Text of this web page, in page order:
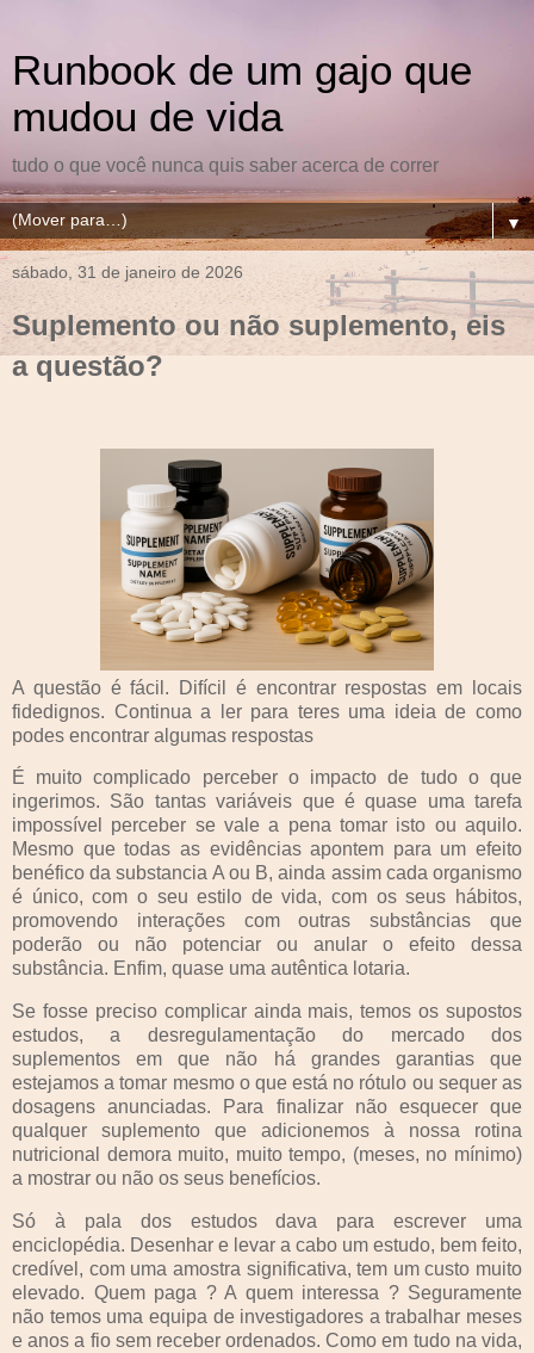
Runbook de um gajo que
mudou de vida
tudo o que você nunca quis saber acerca de correr
▼
sábado, 31 de janeiro de 2026
Suplemento ou não suplemento, eis
a questão?
A questão é fácil. Difícil é encontrar respostas em locais
fidedignos. Continua a ler para teres uma ideia de como
podes encontrar algumas respostas
É muito complicado perceber o impacto de tudo o que
ingerimos. São tantas variáveis que é quase uma tarefa
impossível perceber se vale a pena tomar isto ou aquilo.
Mesmo que todas as evidências apontem para um efeito
benéfico da substancia A ou B, ainda assim cada organismo
é único, com o seu estilo de vida, com os seus hábitos,
promovendo interações com outras substâncias que
poderão ou não potenciar ou anular o efeito dessa
substância. Enfim, quase uma autêntica lotaria.
Se fosse preciso complicar ainda mais, temos os supostos
estudos, a desregulamentação do mercado dos
suplementos em que não há grandes garantias que
estejamos a tomar mesmo o que está no rótulo ou sequer as
dosagens anunciadas. Para finalizar não esquecer que
qualquer suplemento que adicionemos à nossa rotina
nutricional demora muito, muito tempo, (meses, no mínimo)
a mostrar ou não os seus benefícios.
Só à pala dos estudos dava para escrever uma
enciclopédia. Desenhar e levar a cabo um estudo, bem feito,
credível, com uma amostra significativa, tem um custo muito
elevado. Quem paga ? A quem interessa ? Seguramente
não temos uma equipa de investigadores a trabalhar meses
e anos a fio sem receber ordenados. Como em tudo na vida,